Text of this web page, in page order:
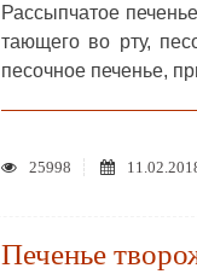
Рассыпчатое
тающего во рту,
песочное печенье,
25998
Печенье